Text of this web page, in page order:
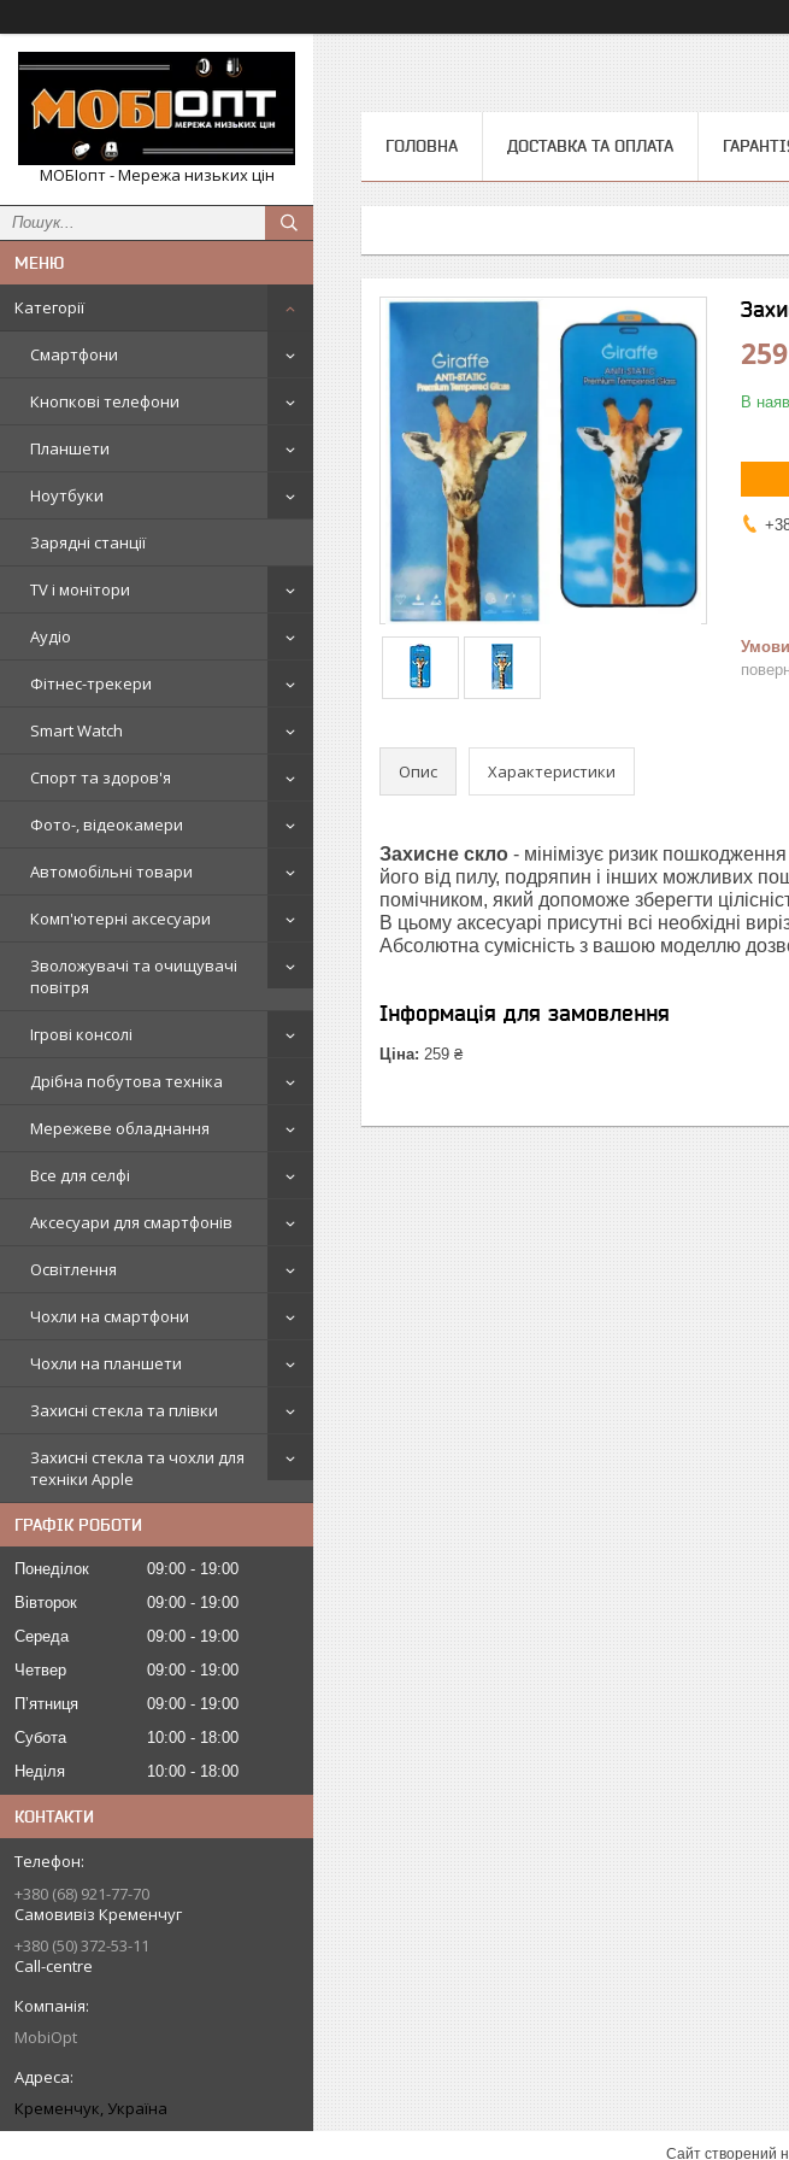
МОБІопт - Мережа низьких цін
Категорії
Смартфони
Кнопкові телефони
Планшети
Ноутбуки
Зарядні станції
TV і монітори
Аудіо
Фітнес-трекери
Smart Watch
Спорт та здоров'я
Фото-, відеокамери
Автомобільні товари
Комп'ютерні аксесуари
Зволожувачі та очищувачі
повітря
Ігрові консолі
Дрібна побутова техніка
Мережеве обладнання
Все для селфі
Аксесуари для смартфонів
Освітлення
Чохли на смартфони
Чохли на планшети
Захисні стекла та плівки
Захисні стекла та чохли для
техніки Apple
ГРАФІК РОБОТИ
Понеділок 09:00
19:00
Вівторок
09:00
19:00
Середа
09:00
19:00
Четвер
09:00
19:00
Пʼятниця
09:00
19:00
Субота
10:00
18:00
Неділя
10:00 18:00
КОНТАКТИ
+380 (68) 921-77-70
Самовивіз Кременчуг
+380 (50) 372-53-11
Call-centre
MobiOpt
Кременчук, Україна
ГОЛОВНА ДОСТАВКА ТА ОПЛАТА
В
Опис Характеристики
Захисне скло - мінімізує ризик
його від пилу, подряпин і інших можливих
помічником, який допоможе зберегти
В цьому аксесуарі присутні всі необхідні
Абсолютна сумісність з вашою моделлю
Інформація для замовлення
Ціна: 259 ₴
Сайт створений